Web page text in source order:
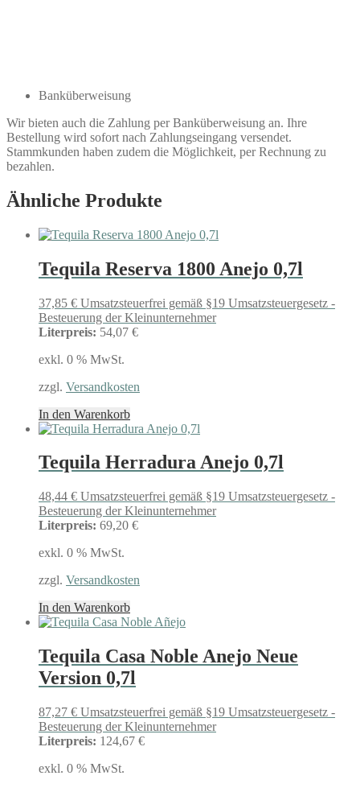
Banküberweisung
Wir bieten auch die Zahlung per Banküberweisung an. Ihre
Bestellung wird sofort nach Zahlungseingang versendet.
Stammkunden haben zudem die Möglichkeit, per Rechnung zu
bezahlen.
Ähnliche Produkte
Tequila Reserva 1800 Anejo 0,7l
37,85 € Umsatzsteuerfrei gemäß §19 Umsatzsteuergesetz -
Besteuerung der Kleinunternehmer
Literpreis: 54,07 €
exkl. 0 % MwSt.
zzgl. Versandkosten
In den Warenkorb
Tequila Herradura Anejo 0,7l
48,44 € Umsatzsteuerfrei gemäß §19 Umsatzsteuergesetz -
Besteuerung der Kleinunternehmer
Literpreis: 69,20 €
exkl. 0 % MwSt.
zzgl. Versandkosten
In den Warenkorb
Tequila Casa Noble Anejo Neue
Version 0,7l
87,27 € Umsatzsteuerfrei gemäß §19 Umsatzsteuergesetz -
Besteuerung der Kleinunternehmer
Literpreis: 124,67 €
exkl. 0 % MwSt.